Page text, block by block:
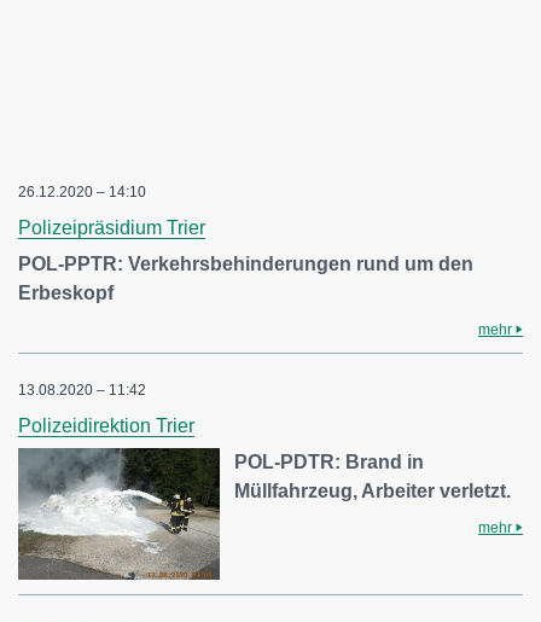
26.12.2020 – 14:10
Polizeipräsidium Trier
POL-PPTR: Verkehrsbehinderungen rund um den
Erbeskopf
mehr
13.08.2020 – 11:42
Polizeidirektion Trier
POL-PDTR: Brand in
Müllfahrzeug, Arbeiter verletzt.
mehr